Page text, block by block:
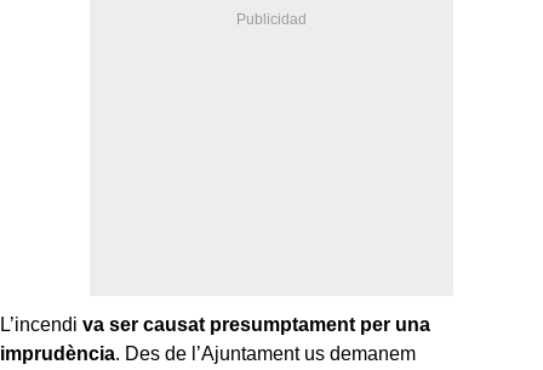
L’incendi va ser causat presumptament per una
imprudència. Des de l’Ajuntament us demanem